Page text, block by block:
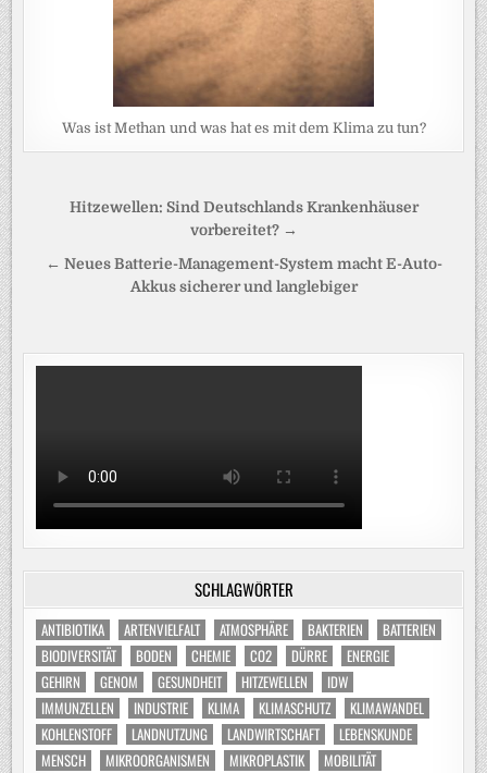
Was ist Methan und was hat es mit dem Klima zu tun?
Beitragsnavigation
Hitzewellen: Sind Deutschlands Krankenhäuser
vorbereitet? →
← Neues Batterie-Management-System macht E-Auto-
Akkus sicherer und langlebiger
SCHLAGWÖRTER
ANTIBIOTIKA ARTENVIELFALT ATMOSPHÄRE BAKTERIEN
BATTERIEN
BIODIVERSITÄT
BODEN CHEMIE CO2 DÜRRE
ENERGIE
GEHIRN
GENOM GESUNDHEIT HITZEWELLEN
IDW
IMMUNZELLEN
INDUSTRIE KLIMA KLIMASCHUTZ
KLIMAWANDEL
KOHLENSTOFF
LANDNUTZUNG LANDWIRTSCHAFT
LEBENSKUNDE
MENSCH
MIKROORGANISMEN MIKROPLASTIK
MOBILITÄT